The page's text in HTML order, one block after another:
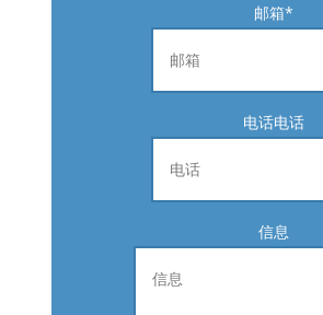
邮箱*
电话电话
信息